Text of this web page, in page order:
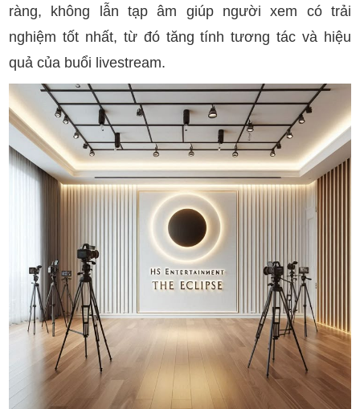
ràng, không lẫn tạp âm giúp người xem có trải
nghiệm tốt nhất, từ đó tăng tính tương tác và hiệu
quả của buổi livestream.